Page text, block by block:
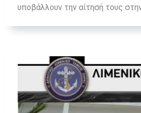
υποβάλλουν την αίτησή τους